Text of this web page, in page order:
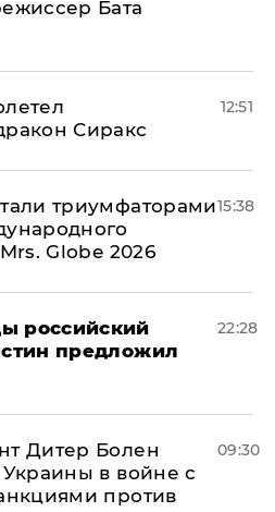
Бата
Сиракс
12:51
триумфаторами
Globe 2026
15:38
российский
предложил
22:28
Дитер Болен
в войне с
против
09:30